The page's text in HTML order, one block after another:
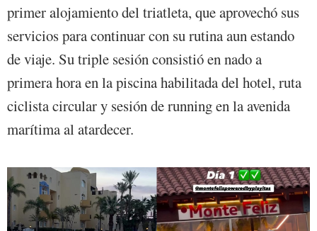
primer alojamiento del triatleta, que aprovechó sus
servicios para continuar con su rutina aun estando
de viaje. Su triple sesión consistió en nado a
primera hora en la piscina habilitada del hotel, ruta
ciclista circular y sesión de running en la avenida
marítima al atardecer.